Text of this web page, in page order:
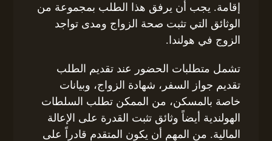
إقامة. يجب أن يرفق هذا الطلب بمجموعة من
الوثائق التي تثبت صحة الزواج ومدى تواجد
الزوج في هولندا.
تشمل متطلبات الحضور عند تقديم الطلب
تقديم جواز السفر، شهادة الزواج، وبيانات
خاصة بالمسكن، من الممكن تطلب السلطات
الهولندية أيضاً وثائق تثبت القدرة على الإعالة
المالية. من المهم أن يكون المتقدم قادراً على